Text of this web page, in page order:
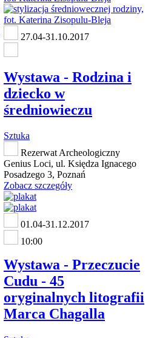
27.04-31.10.2017
Wystawa - Rodzina i
dziecko w
średniowieczu
Sztuka
Rezerwat Archeologiczny
Genius Loci, ul. Księdza Ignacego
Posadzego 3, Poznań
Zobacz szczegóły
01.04-31.12.2017
10:00
Wystawa - Przeczucie
Cudu - 45
oryginalnych litografii
Marca Chagalla